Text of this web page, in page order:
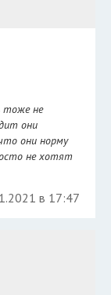
тоже не
они
они норму
не хотят
в 17:47